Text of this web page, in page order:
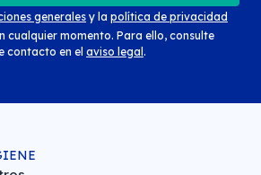
generales y la política de privacidad
cualquier momento. Para ello, consulte
contacto en el aviso legal .